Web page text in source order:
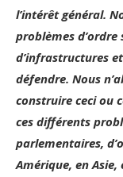
l’intérêt général.
problèmes
d’infrastructures
défendre. Nous
construire ceci ou
ces différents
parlementaires,
Amérique, en Asie,